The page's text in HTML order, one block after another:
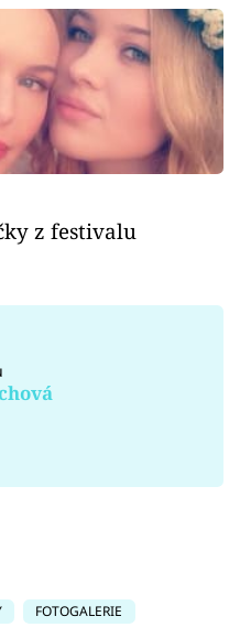
z festivalu
FOTOGALERIE